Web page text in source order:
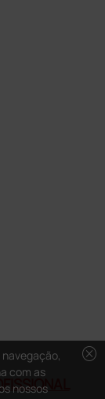
cancel
com as
nossos